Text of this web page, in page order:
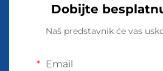
Dobijte
Naš predstavnik će vas
Email